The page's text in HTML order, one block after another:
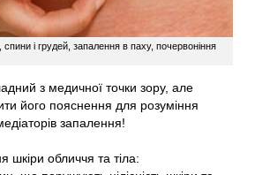
і грудей, запалення в паху, почервоніння
з медичної точки зору, але
його пояснення для розуміння
запалення!
шкіри обличчя та тіла: